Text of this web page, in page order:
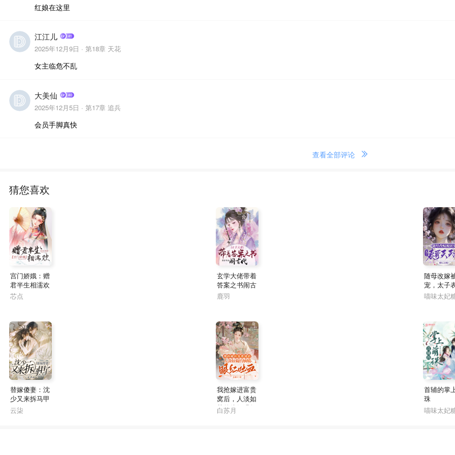
红娘在这里
江江儿
2025年12月9日 ·第18章 天花
女主临危不乱
大美仙
2025年12月5日 ·第17章 追兵
会员手脚真快
查看全部评论
猜您喜欢
宫门娇娥：赠
君半生相濡欢
芯点
玄学大佬带着
答案之书闹古
代
鹿羽
随母改嫁
宠，太子
天天哄
喵味太妃
替嫁傻妻：沈
少又来拆马甲
了
云柒
我抢嫁进富贵
窝后，人淡如
菊的嫡姐眼红
吐血
白苏月
首辅的掌
珠
喵味太妃